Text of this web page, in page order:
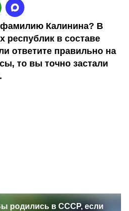
Калинина? В
республик в составе
ответите правильно на
то вы точно застали
родились в СССР, если